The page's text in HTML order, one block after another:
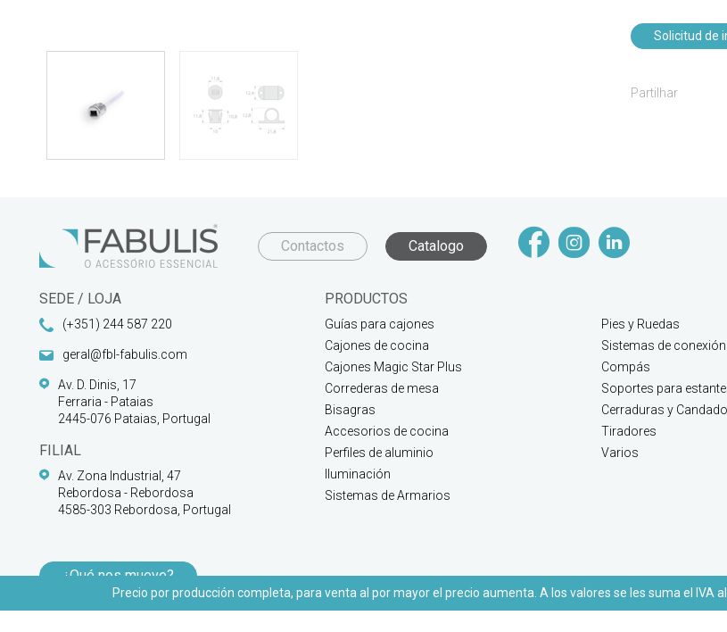
Solicitud de
Partilhar
Contactos Catalogo
SEDE / LOJA
(+351) 244 587 220
geral@fbl-fabulis.com
Av. D. Dinis, 17
Ferraria - Pataias
2445-076 Pataias, Portugal
FILIAL
Av. Zona Industrial, 47
Rebordosa - Rebordosa
4585-303 Rebordosa, Portugal
¿Qué nos mueve?
PRODUCTOS
Guías para cajones
Cajones de cocina
Cajones Magic Star Plus
Correderas de mesa
Bisagras
Accesorios de cocina
Perfiles de aluminio
Iluminación
Sistemas de Armarios
Pies y Ruedas
Sistemas de conexión
Compás
Soportes para
Cerraduras y
Tiradores
Varios
Precio por producción completa, para venta al por mayor el precio aumenta. A los valores se les suma el IVA